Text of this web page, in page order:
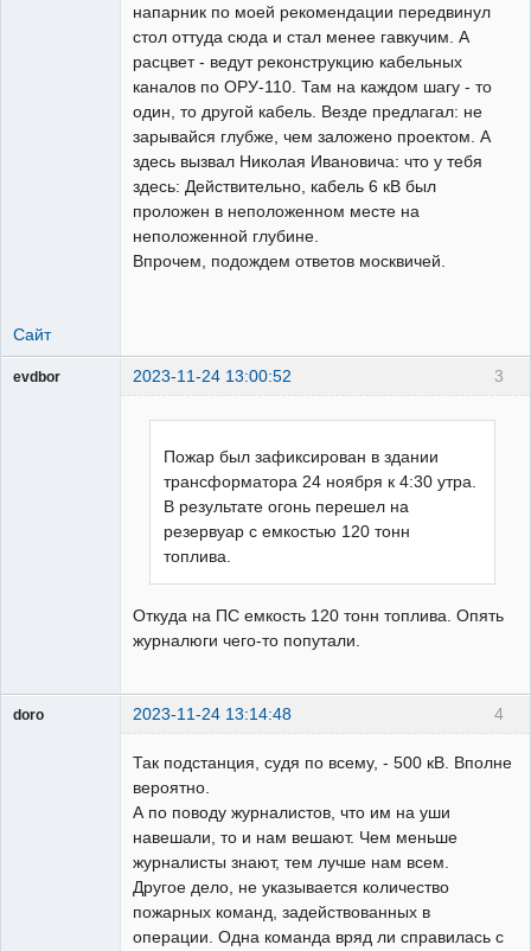
напарник по моей рекомендации передвинул
стол оттуда сюда и стал менее гавкучим. А
расцвет - ведут реконструкцию кабельных
каналов по ОРУ-110. Там на каждом шагу - то
один, то другой кабель. Везде предлагал: не
зарывайся глубже, чем заложено проектом. А
здесь вызвал Николая Ивановича: что у тебя
здесь: Действительно, кабель 6 кВ был
проложен в неположенном месте на
неположенной глубине.
Впрочем, подождем ответов москвичей.
Сайт
3
evdbor 2023-11-24 13:00:52
Пожар был зафиксирован в здании
трансформатора 24 ноября к 4:30 утра.
В результате огонь перешел на
резервуар с емкостью 120 тонн
топлива.
Откуда на ПС емкость 120 тонн топлива. Опять
журналюги чего-то попутали.
4
doro 2023-11-24 13:14:48
Так подстанция, судя по всему, - 500 кВ. Вполне
вероятно.
А по поводу журналистов, что им на уши
навешали, то и нам вешают. Чем меньше
журналисты знают, тем лучше нам всем.
Другое дело, не указывается количество
пожарных команд, задействованных в
операции. Одна команда вряд ли справилась с